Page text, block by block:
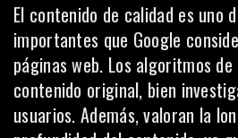
El contenido de calidad es uno
importantes que Google
páginas web. Los algoritmos de
contenido original, bien
usuarios. Además, valoran la